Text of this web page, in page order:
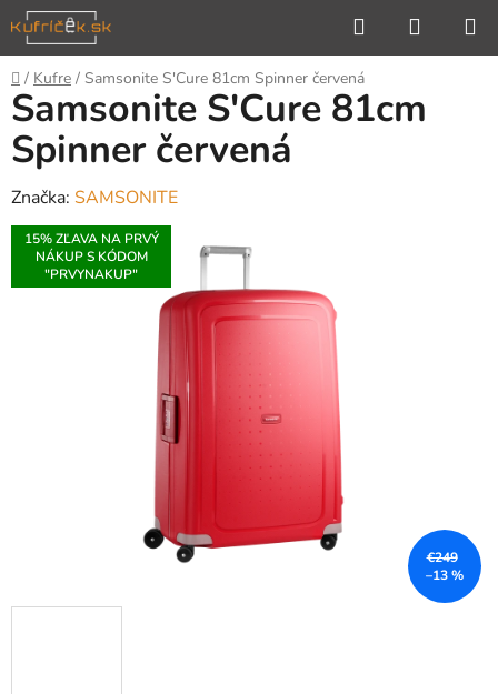
Prejsť
na
obsah
Hľadať
KOŠÍK
Domov
/ Kufre / Samsonite S'Cure 81cm Spinner červená
Samsonite S'Cure 81cm
Spinner červená
Značka: SAMSONITE
15% ZĽAVA NA PRVÝ
NÁKUP S KÓDOM
"PRVYNAKUP"
€249
–13 %